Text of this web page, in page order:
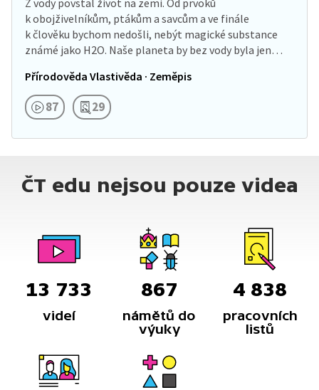
Z vody povstal život na zemi. Od prvoků
k obojživelníkům, ptákům a savcům a ve finále
k člověku bychom nedošli, nebýt magické substance
známé jako H2O. Naše planeta by bez vody byla jen
Přírodověda Vlastivěda · Zeměpis
87 29
ČT edu nejsou pouze videa
13 733
videí
867
námětů do
výuky
4 838
pracovních
listů